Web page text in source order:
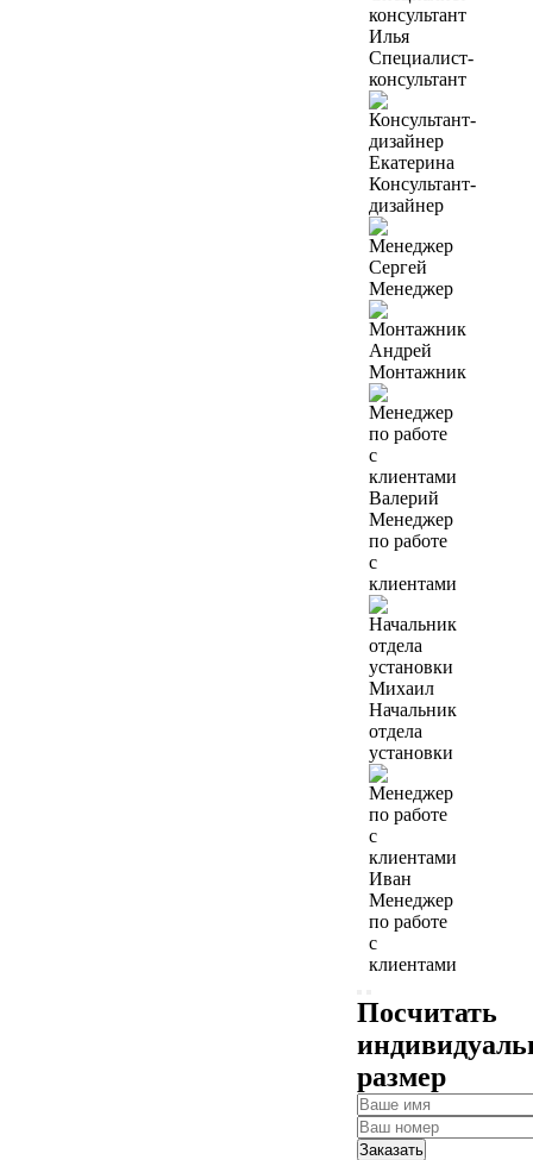
Илья
Специалист-
консультант
Екатерина
Консультант-
дизайнер
Сергей
Менеджер
Андрей
Монтажник
Валерий
Менеджер
по работе
с
клиентами
Михаил
Начальник
отдела
установки
Иван
Менеджер
по работе
с
клиентами
Посчитать
размер
Заказать